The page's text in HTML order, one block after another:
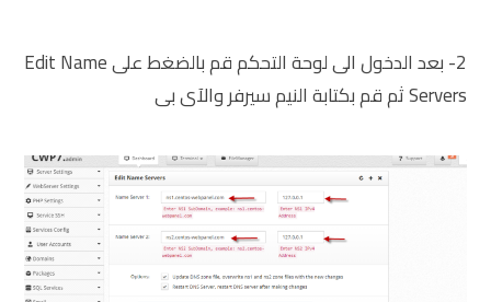
2- بعد الدخول الى لوحة التحكم قم بالضغط على Edit Name
Servers ثم قم بكتابة النيم سيرفر والآى بى